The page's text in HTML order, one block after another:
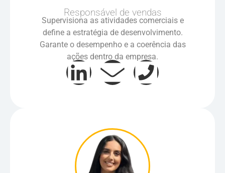
Responsável de vendas
Supervisiona as atividades comerciais e
define a estratégia de desenvolvimento.
Garante o desempenho e a coerência das
ações dentro da empresa.